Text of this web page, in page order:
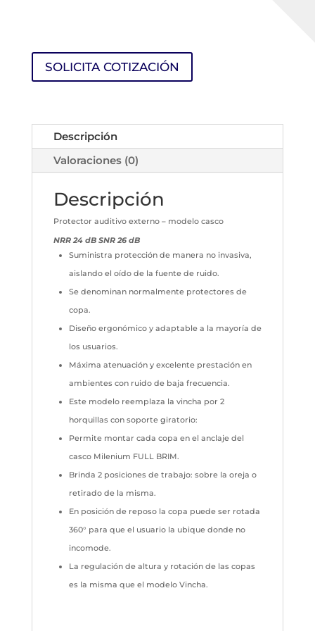
SOLICITA COTIZACIÓN
Descripción
Valoraciones (0)
Descripción
Protector auditivo externo – modelo casco
NRR 24 dB SNR 26 dB
Suministra protección de manera no invasiva,
aislando el oído de la fuente de ruido.
Se denominan normalmente protectores de
copa.
Diseño ergonómico y adaptable a la mayoría de
los usuarios.
Máxima atenuación y excelente prestación en
ambientes con ruido de baja frecuencia.
Este modelo reemplaza la vincha por 2
horquillas con soporte giratorio:
Permite montar cada copa en el anclaje del
casco Milenium FULL BRIM.
Brinda 2 posiciones de trabajo: sobre la oreja o
retirado de la misma.
En posición de reposo la copa puede ser rotada
360° para que el usuario la ubique donde no
incomode.
La regulación de altura y rotación de las copas
es la misma que el modelo Vincha.